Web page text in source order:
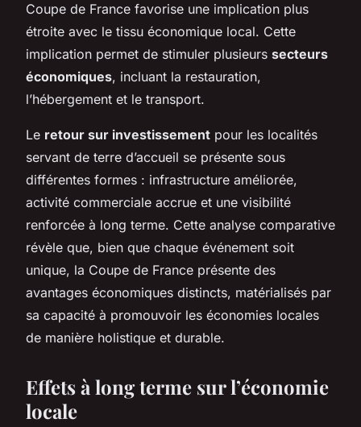
Coupe de France favorise une implication plus
étroite avec le tissu économique local. Cette
implication permet de stimuler plusieurs secteurs
économiques, incluant la restauration,
l’hébergement et le transport.
Le retour sur investissement pour les localités
servant de terre d’accueil se présente sous
différentes formes : infrastructure améliorée,
activité commerciale accrue et une visibilité
renforcée à long terme. Cette analyse comparative
révèle que, bien que chaque événement soit
unique, la Coupe de France présente des
avantages économiques distincts, matérialisés par
sa capacité à promouvoir les économies locales
de manière holistique et durable.
Effets à long terme sur l’économie
locale